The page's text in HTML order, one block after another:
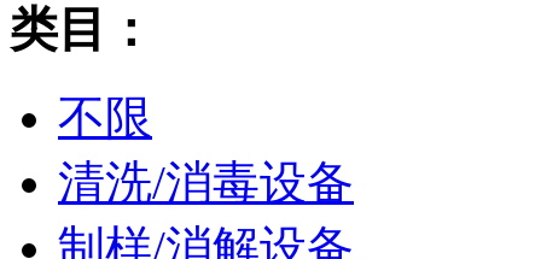
类目：
不限
清洗/消毒设备
制样/消解设备